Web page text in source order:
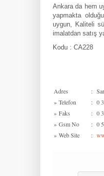
Ankara da hem
yapmakta
uygun, Kaliteli
imalatdan satış
Kodu : CA228
Adres :
» Telefon : 0
» Faks : 0
» Gsm No : 0
» Web Site :